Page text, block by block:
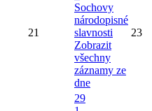
21
Sochovy
národopisné
slavnosti
Zobrazit
všechny
záznamy ze
dne
23
29